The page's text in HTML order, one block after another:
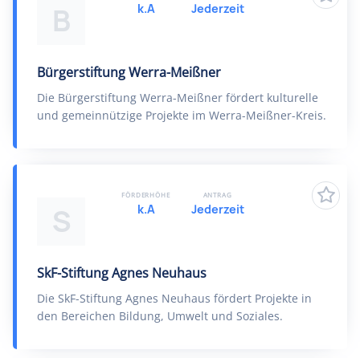
B
Bürgerstiftung Werra-Meißner
Die Bürgerstiftung Werra-Meißner fördert kulturelle
und gemeinnützige Projekte im Werra-Meißner-Kreis.
k.A Jederzeit
S
SkF-Stiftung Agnes Neuhaus
Die SkF-Stiftung Agnes Neuhaus fördert Projekte in
den Bereichen Bildung, Umwelt und Soziales.
FÖRDERHÖHE
k.A
ANTRAG
Jederzeit